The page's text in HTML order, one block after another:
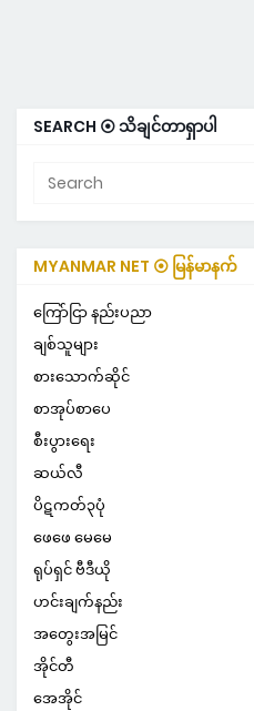
SEARCH ⦿ သိချင်တာရှာပါ
MYANMAR NET ⦿ မြန်မာနက်
ကြော်ငြာ နည်းပညာ
ချစ်သူများ
စားသောက်ဆိုင်
စာအုပ်စာပေ
စီးပွားရေး
ဆယ်လီ
ပိဋကတ်၃ပုံ
ဖေဖေ မေမေ
ရုပ်ရှင် ဗီဒီယို
ဟင်းချက်နည်း
အတွေးအမြင်
အိုင်တီ
အေအိုင်